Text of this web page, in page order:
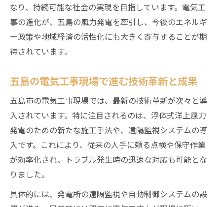
電気工事が推進する環境配慮型風力発電
持続可能な経済成長を支える電気工事力
地域経済と電気工事の好循環モデル
電気工事が描く新しい五島の未来像
五島沖洋上風力発電と電気工事の最新動向
電気工事が支える五島沖風力発電の現状
最新電気工事技術が変える五島沖の風力発
電
風力発電安定運用を実現する電気工事
なり、持続可能な社会の実現を目指しています。電気工
事の進化が、五島の風力発電を牽引し、今後のエネルギ
ー政策や地域経済の活性化にも大きく寄与することが期
待されています。
五島の電気工事現場で進む技術革新と成果
五島市の電気工事現場では、最新の技術革新が次々と導
入されています。特に注目されるのは、浮体式洋上風力
発電のための新たな施工手法や、遠隔監視システムの導
入です。これにより、従来の人手に頼る点検や保守作業
が効率化され、トラブル発生時の迅速な対応も可能とな
りました。
具体的には、発電所の遠隔監視や自動制御システムの設